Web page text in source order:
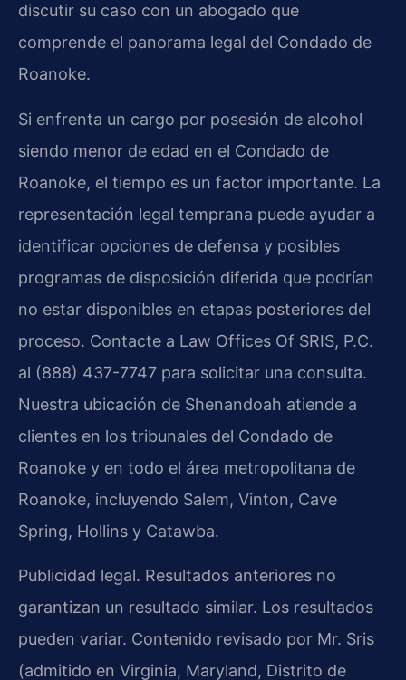
discutir su caso con un abogado que
comprende el panorama legal del Condado de
Roanoke.
Si enfrenta un cargo por posesión de alcohol
siendo menor de edad en el Condado de
Roanoke, el tiempo es un factor importante. La
representación legal temprana puede ayudar a
identificar opciones de defensa y posibles
programas de disposición diferida que podrían
no estar disponibles en etapas posteriores del
proceso. Contacte a Law Offices Of SRIS, P.C.
al (888) 437-7747 para solicitar una consulta.
Nuestra ubicación de Shenandoah atiende a
clientes en los tribunales del Condado de
Roanoke y en todo el área metropolitana de
Roanoke, incluyendo Salem, Vinton, Cave
Spring, Hollins y Catawba.
Publicidad legal. Resultados anteriores no
garantizan un resultado similar. Los resultados
pueden variar. Contenido revisado por Mr. Sris
(admitido en Virginia, Maryland, Distrito de